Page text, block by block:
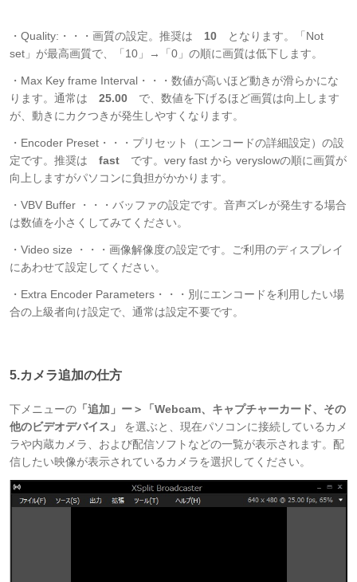
・Quality:・・・画質の設定。推奨は 10 となります。「Not
set」が最高画質で、「10」→「0」の順に画質は低下します。
・Max Key frame Interval・・・数値が高いほど動きが滑らかにな
ります。通常は 25.00 で、数値を下げるほど画質は向上します
が、動きにカクつきが発生しやすくなります。
・Encoder Preset・・・プリセット（エンコードの詳細設定）の設
定です。推奨は fast です。very fast から veryslowの順に画質が
向上しますがパソコンに負担がかかります。
・VBV Buffer ・・・バッファの設定です。音声ズレが発生する場合
は数値を小さくしてみてください。
・Video size ・・・画像解像度の設定です。ご利用のディスプレイ
にあわせて設定してください。
・Extra Encoder Parameters・・・別にエンコードを利用したい場
合の上級者向け設定で、通常は設定不要です。
5.カメラ追加の仕方
下メニューの 「追加」ー＞「Webcam、キャプチャーカード、その
他のビデオデバイス」
を選ぶと、現在パソコンに接続しているカメ
ラや内蔵カメラ、および配信ソフトなどの一覧が表示されます。配
信したい映像が表示されているカメラを選択してください。